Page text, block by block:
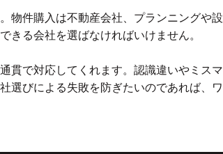
物件購入は不動産会社、プランニングや
きる会社を選ばなければいけません。
貫で対応してくれます。認識違いやミス
選びによる失敗を防ぎたいのであれば、